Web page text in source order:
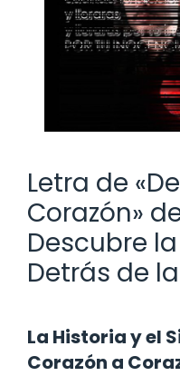
Letra de
Corazón»
Descubre
Detrás de
La Historia y el
Corazón a